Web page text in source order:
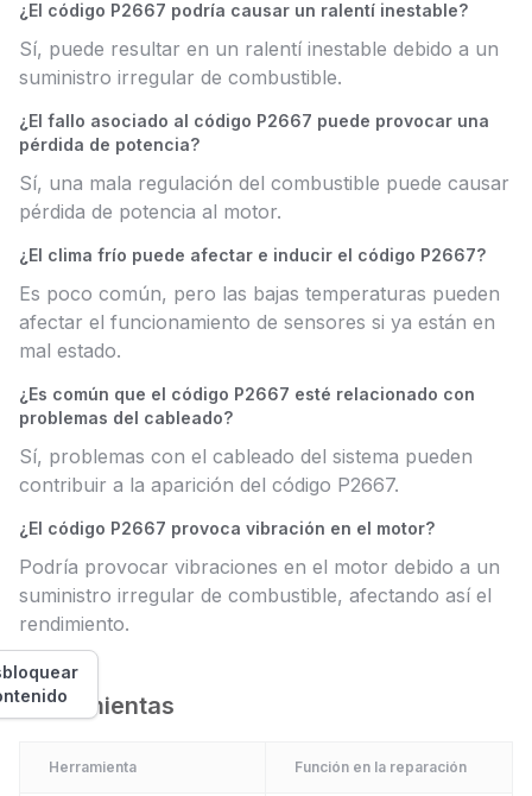
¿El código P2667 podría causar un ralentí inestable?
Sí, puede resultar en un ralentí inestable debido a un
suministro irregular de combustible.
¿El fallo asociado al código P2667 puede provocar una
pérdida de potencia?
Sí, una mala regulación del combustible puede causar
pérdida de potencia al motor.
¿El clima frío puede afectar e inducir el código P2667?
Es poco común, pero las bajas temperaturas pueden
afectar el funcionamiento de sensores si ya están en
mal estado.
¿Es común que el código P2667 esté relacionado con
problemas del cableado?
Sí, problemas con el cableado del sistema pueden
contribuir a la aparición del código P2667.
¿El código P2667 provoca vibración en el motor?
Podría provocar vibraciones en el motor debido a un
suministro irregular de combustible, afectando así el
rendimiento.
Herramientas
Herramienta Función en la reparación